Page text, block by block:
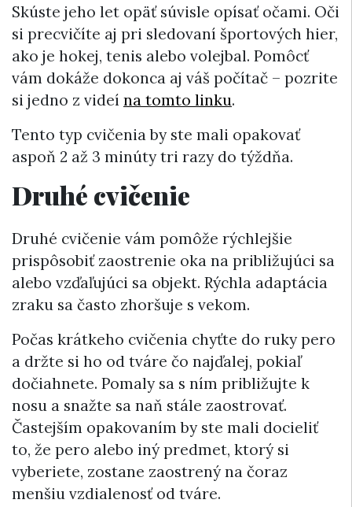
Skúste jeho let opäť súvisle opísať očami. Oči
si precvičíte aj pri sledovaní športových hier,
ako je hokej, tenis alebo volejbal. Pomôcť
vám dokáže dokonca aj váš počítač – pozrite
si jedno z videí na tomto linku.
Tento typ cvičenia by ste mali opakovať
aspoň 2 až 3 minúty tri razy do týždňa.
Druhé cvičenie
Druhé cvičenie vám pomôže rýchlejšie
prispôsobiť zaostrenie oka na približujúci sa
alebo vzďaľujúci sa objekt. Rýchla adaptácia
zraku sa často zhoršuje s vekom.
Počas krátkeho cvičenia chyťte do ruky pero
a držte si ho od tváre čo najďalej, pokiaľ
dočiahnete. Pomaly sa s ním približujte k
nosu a snažte sa naň stále zaostrovať.
Častejším opakovaním by ste mali docieliť
to, že pero alebo iný predmet, ktorý si
vyberiete, zostane zaostrený na čoraz
menšiu vzdialenosť od tváre.